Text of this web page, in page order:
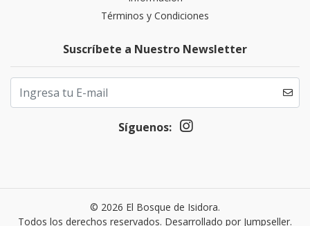
Términos y Condiciones
Suscríbete a Nuestro Newsletter
Síguenos:
© 2026 El Bosque de Isidora.
Todos los derechos reservados. Desarrollado por Jumpseller.